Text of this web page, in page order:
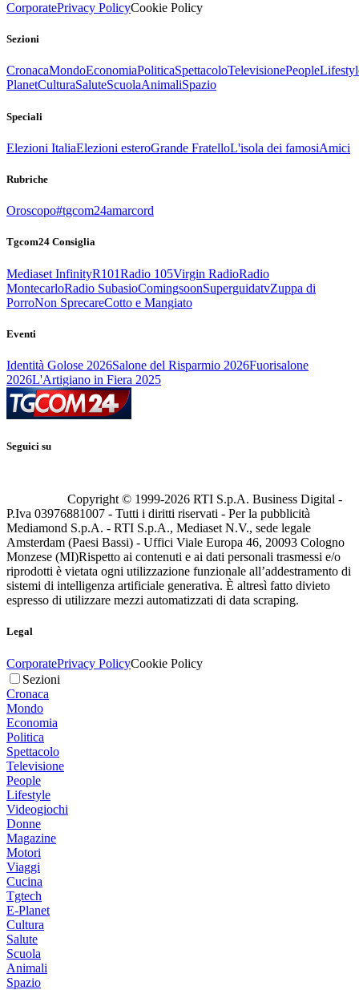
CorporatePrivacy PolicyCookie Policy
Sezioni
CronacaMondoEconomiaPoliticaSpettacoloTelevisionePeople
PlanetCulturaSaluteScuolaAnimaliSpazio
Speciali
Elezioni ItaliaElezioni esteroGrande FratelloL'isola dei famosiAmici
Rubriche
Oroscopo#tgcom24amarcord
Tgcom24 Consiglia
Mediaset InfinityR101Radio 105Virgin RadioRadio
MontecarloRadio SubasioComingsoonSuperguidatvZuppa di
PorroNon SprecareCotto e Mangiato
Eventi
Identità Golose 2026Salone del Risparmio 2026Fuorisalone
2026L'Artigiano in Fiera 2025
Seguici su
Copyright © 1999-2026 RTI S.p.A. Business Digital -
P.Iva 03976881007 - Tutti i diritti riservati - Per la pubblicità
Mediamond S.p.A. - RTI S.p.A., Mediaset N.V., sede legale
Amsterdam (Paesi Bassi) - Uffici Viale Europa 46, 20093 Cologno
Monzese (MI)Rispetto ai contenuti e ai dati personali trasmessi e/o
riprodotti è vietata ogni utilizzazione funzionale all’addestramento di
sistemi di intelligenza artificiale generativa. È altresì fatto divieto
espresso di utilizzare mezzi automatizzati di data scraping.
Legal
CorporatePrivacy PolicyCookie Policy
Sezioni
Cronaca
Mondo
Economia
Politica
Spettacolo
Televisione
People
Lifestyle
Videogiochi
Donne
Magazine
Motori
Viaggi
Cucina
Tgtech
E-Planet
Cultura
Salute
Scuola
Animali
Spazio